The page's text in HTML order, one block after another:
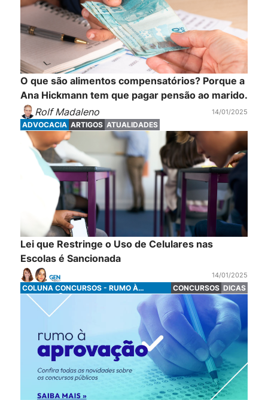
O que são alimentos compensatórios? Porque a
Ana Hickmann tem que pagar pensão ao marido.
Rolf Madaleno
14/01/2025
ADVOCACIA ARTIGOS ATUALIDADES
Lei que Restringe o Uso de Celulares nas
Escolas é Sancionada
14/01/2025
COLUNA CONCURSOS - RUMO À
APROVAÇÃO
CONCURSOS DICAS